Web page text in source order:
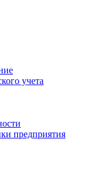
учета
предприятия